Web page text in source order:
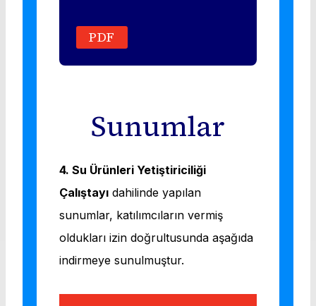
PDF
Sunumlar
4. Su Ürünleri Yetiştiriciliği
Çalıştayı dahilinde yapılan
sunumlar, katılımcıların vermiş
oldukları izin doğrultusunda aşağıda
indirmeye sunulmuştur.